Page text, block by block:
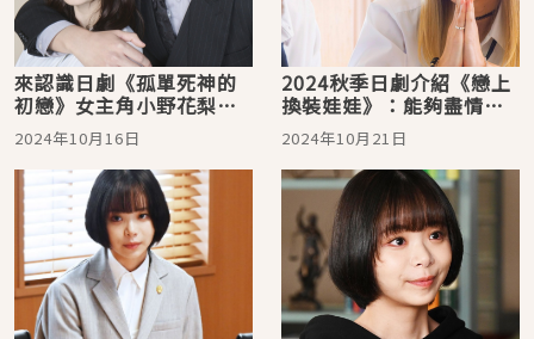
來認識日劇《孤單死神的
初戀》女主角小野花梨！
童星出身的實力派演員
2024年10月16日
2024秋季日劇介紹《戀上
換裝娃娃》：能夠盡情享
受喜歡的東西是最幸福的
人生！
2024年10月21日